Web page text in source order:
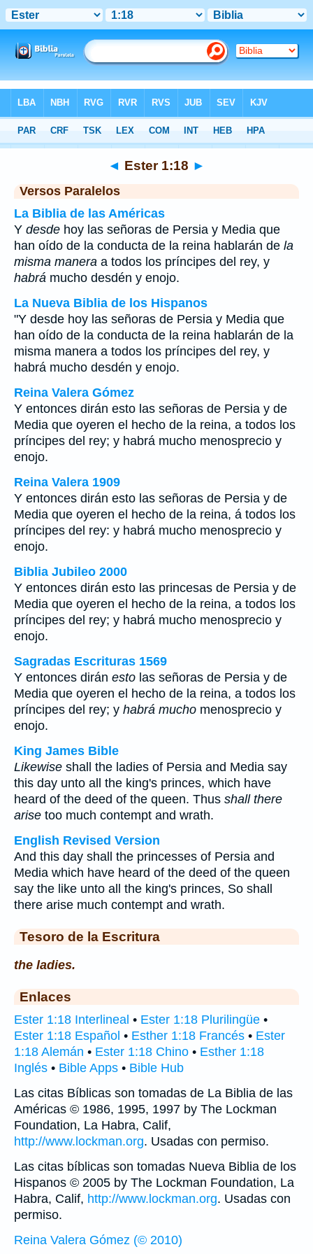
>Ester> Capítulo 1 > Verso 18
◄ Ester 1:18 ►
Versos Paralelos
La Biblia de las Américas
Y desde hoy las señoras de Persia y Media que
han oído de la conducta de la reina hablarán de la
misma manera a todos los príncipes del rey, y
habrá mucho desdén y enojo.
La Nueva Biblia de los Hispanos
"Y desde hoy las señoras de Persia y Media que
han oído de la conducta de la reina hablarán de la
misma manera a todos los príncipes del rey, y
habrá mucho desdén y enojo.
Reina Valera Gómez
Y entonces dirán esto las señoras de Persia y de
Media que oyeren el hecho de la reina, a todos los
príncipes del rey; y habrá mucho menosprecio y
enojo.
Reina Valera 1909
Y entonces dirán esto las señoras de Persia y de
Media que oyeren el hecho de la reina, á todos los
príncipes del rey: y habrá mucho menosprecio y
enojo.
Biblia Jubileo 2000
Y entonces dirán esto las princesas de Persia y de
Media que oyeren el hecho de la reina, a todos los
príncipes del rey; y habrá mucho menosprecio y
enojo.
Sagradas Escrituras 1569
Y entonces dirán esto las señoras de Persia y de
Media que oyeren el hecho de la reina, a todos los
príncipes del rey; y habrá mucho menosprecio y
enojo.
King James Bible
Likewise shall the ladies of Persia and Media say
this day unto all the king's princes, which have
heard of the deed of the queen. Thus shall there
arise too much contempt and wrath.
English Revised Version
And this day shall the princesses of Persia and
Media which have heard of the deed of the queen
say the like unto all the king's princes, So shall
there arise much contempt and wrath.
Tesoro de la Escritura
the ladies.
Enlaces
Ester 1:18 Interlineal • Ester 1:18 Plurilingüe •
Ester 1:18 Español • Esther 1:18 Francés • Ester
1:18 Alemán • Ester 1:18 Chino • Esther 1:18
Inglés • Bible Apps • Bible Hub
Las citas Bíblicas son tomadas de La Biblia de las
Américas © 1986, 1995, 1997 by The Lockman
Foundation, La Habra, Calif,
http://www.lockman.org. Usadas con permiso.
Las citas bíblicas son tomadas Nueva Biblia de los
Hispanos © 2005 by The Lockman Foundation, La
Habra, Calif, http://www.lockman.org. Usadas con
permiso.
Reina Valera Gómez (© 2010)